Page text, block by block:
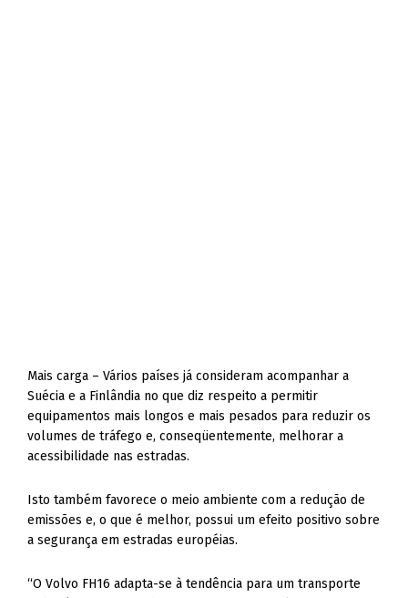
Mais carga – Vários países já consideram acompanhar a
Suécia e a Finlândia no que diz respeito a permitir
equipamentos mais longos e mais pesados para reduzir os
volumes de tráfego e, conseqüentemente, melhorar a
acessibilidade nas estradas.
Isto também favorece o meio ambiente com a redução de
emissões e, o que é melhor, possui um efeito positivo sobre
a segurança em estradas européias.
“O Volvo FH16 adapta-se à tendência para um transporte